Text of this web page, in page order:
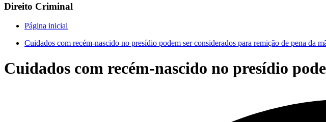
Direito Criminal
Página inicial
Cuidados com recém-nascido no presídio podem ser considerados para remição de pena da
Cuidados com recém-nascido no presídio